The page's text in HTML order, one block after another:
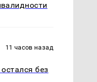
11 часов назад
без